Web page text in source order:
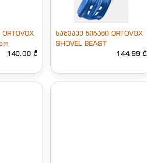
140.00 ₾
საზვავე ნიჩაბი ORTOVOX
SHOVEL BEAST
144.99 ₾